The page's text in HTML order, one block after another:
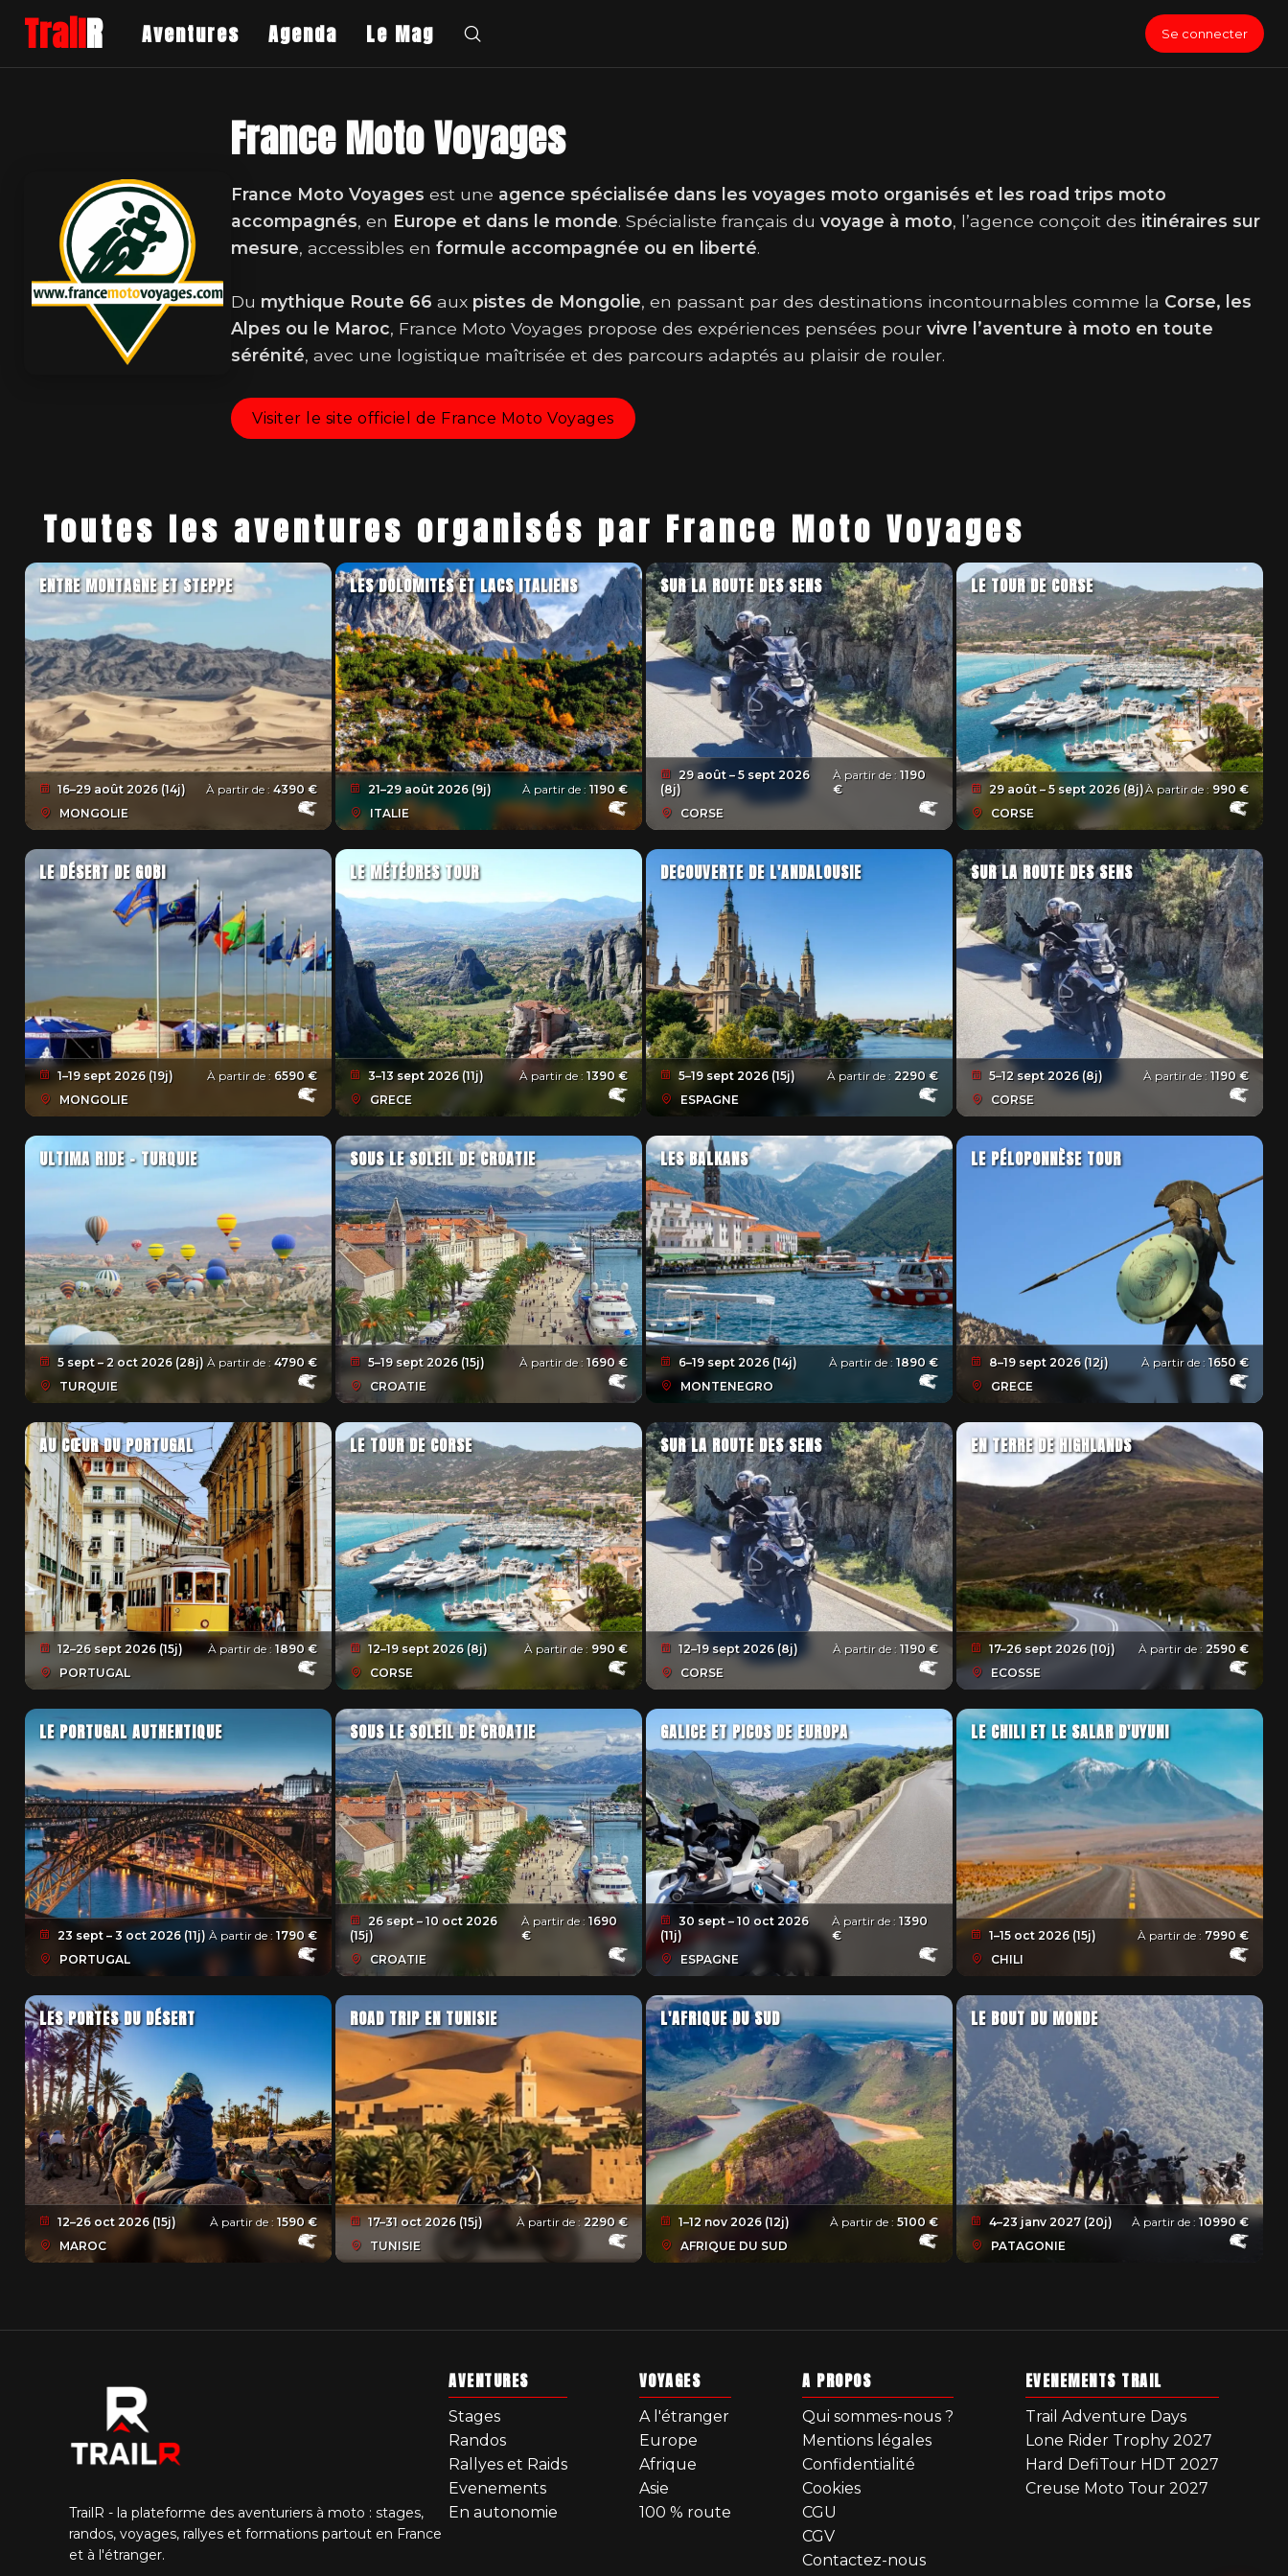
TrailR Aventures Agenda Le Mag Se connecter
France Moto Voyages
France Moto Voyages est une agence spécialisée dans les voyages moto organisés et les road trips moto
accompagnés, en Europe et dans le monde. Spécialiste français du voyage à moto, l’agence conçoit des itinéraires sur
mesure, accessibles en formule accompagnée ou en liberté.
Du mythique Route 66 aux pistes de Mongolie, en passant par des destinations incontournables comme la Corse, les
Alpes ou le Maroc, France Moto Voyages propose des expériences pensées pour vivre l’aventure à moto en toute
sérénité, avec une logistique maîtrisée et des parcours adaptés au plaisir de rouler.
Visiter le site officiel de France Moto Voyages
Toutes les aventures organisés par France Moto Voyages
ENTRE MONTAGNE ET STEPPE
16–29 août 2026 (14j)
MONGOLIE
À partir de : 4390 €
LES DOLOMITES ET LACS ITALIENS
21–29 août 2026 (9j)
ITALIE
À partir de : 1190 €
SUR LA ROUTE DES SENS
29 août – 5 sept 2026
(8j)
CORSE
À partir de :1190
€
LE TOUR DE CORSE
29 août – 5 sept 2026 (8j)
CORSE
À partir de : 990 €
LE DÉSERT DE GOBI
1–19 sept 2026 (19j)
MONGOLIE
À partir de : 6590 €
LE MÉTÉORES TOUR
3–13 sept 2026 (11j)
GRECE
À partir de : 1390 €
DECOUVERTE DE L'ANDALOUSIE
5–19 sept 2026 (15j)
ESPAGNE
À partir de : 2290 €
SUR LA ROUTE DES SENS
5–12 sept 2026 (8j)
CORSE
À partir de :1190 €
ULTIMA RIDE - TURQUIE
5 sept – 2 oct 2026 (28j)
TURQUIE
À partir de : 4790 €
SOUS LE SOLEIL DE CROATIE
5–19 sept 2026 (15j)
CROATIE
À partir de : 1690 €
LES BALKANS
6–19 sept 2026 (14j)
MONTENEGRO
À partir de :1890 €
LE PÉLOPONNÈSE TOUR
8–19 sept 2026 (12j)
GRECE
À partir de :1650 €
AU CŒUR DU PORTUGAL
12–26 sept 2026 (15j)
PORTUGAL
À partir de : 1890 €
LE TOUR DE CORSE
12–19 sept 2026 (8j)
CORSE
À partir de : 990 €
SUR LA ROUTE DES SENS
12–19 sept 2026 (8j)
CORSE
À partir de :1190 €
EN TERRE DE HIGHLANDS
17–26 sept 2026 (10j)
ECOSSE
À partir de :2590 €
LE PORTUGAL AUTHENTIQUE
23 sept – 3 oct 2026 (11j)
PORTUGAL
À partir de : 1790 €
SOUS LE SOLEIL DE CROATIE
26 sept – 10 oct 2026
(15j)
CROATIE
À partir de : 1690
€
GALICE ET PICOS DE EUROPA
30 sept – 10 oct 2026
(11j)
ESPAGNE
À partir de : 1390
€
LE CHILI ET LE SALAR D'UYUNI
1–15 oct 2026 (15j)
CHILI
À partir de : 7990 €
LES PORTES DU DÉSERT
12–26 oct 2026 (15j)
MAROC
À partir de : 1590 €
ROAD TRIP EN TUNISIE
17–31 oct 2026 (15j)
TUNISIE
À partir de :2290 €
L'AFRIQUE DU SUD
1–12 nov 2026 (12j)
AFRIQUE DU SUD
À partir de :5100 €
LE BOUT DU MONDE
4–23 janv 2027 (20j)
PATAGONIE
À partir de :10990 €
TrailR - la plateforme des aventuriers à moto : stages,
randos, voyages, rallyes et formations partout en France
et à l'étranger.
AVENTURES
Stages
Randos
Rallyes et Raids
Evenements
En autonomie
VOYAGES
A l'étranger
Europe
Afrique
Asie
100 % route
A PROPOS
Qui sommes-nous ?
Mentions légales
Confidentialité
Cookies
CGU
CGV
Contactez-nous
EVENEMENTS TRAIL
Trail Adventure Days
Lone Rider Trophy 2027
Hard DefiTour HDT 2027
Creuse Moto Tour 2027